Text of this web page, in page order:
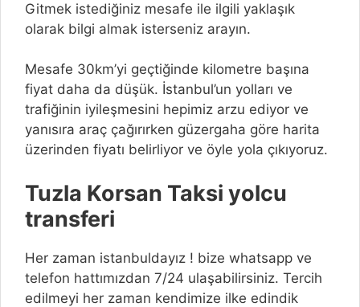
Gitmek istediğiniz mesafe ile ilgili yaklaşık
olarak bilgi almak isterseniz arayın.
Mesafe 30km’yi geçtiğinde kilometre başına
fiyat daha da düşük. İstanbul’un yolları ve
trafiğinin iyileşmesini hepimiz arzu ediyor ve
yanısıra araç çağırırken güzergaha göre harita
üzerinden fiyatı belirliyor ve öyle yola çıkıyoruz.
Tuzla Korsan Taksi yolcu
transferi
Her zaman istanbuldayız ! bize whatsapp ve
telefon hattımızdan 7/24 ulaşabilirsiniz. Tercih
edilmeyi her zaman kendimize ilke edindik